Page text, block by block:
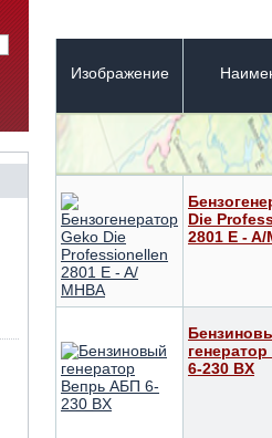
Изображение
Die
2801 E -
6-230 ВX